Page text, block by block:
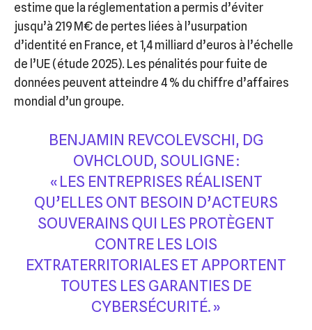
estime que la réglementation a permis d’éviter
jusqu’à 219 M€ de pertes liées à l’usurpation
d’identité en France, et 1,4 milliard d’euros à l’échelle
de l’UE (étude 2025). Les pénalités pour fuite de
données peuvent atteindre 4 % du chiffre d’affaires
mondial d’un groupe.
BENJAMIN REVCOLEVSCHI, DG
OVHCLOUD, SOULIGNE :
« LES ENTREPRISES RÉALISENT
QU’ELLES ONT BESOIN D’ACTEURS
SOUVERAINS QUI LES PROTÈGENT
CONTRE LES LOIS
EXTRATERRITORIALES ET APPORTENT
TOUTES LES GARANTIES DE
CYBERSÉCURITÉ. »